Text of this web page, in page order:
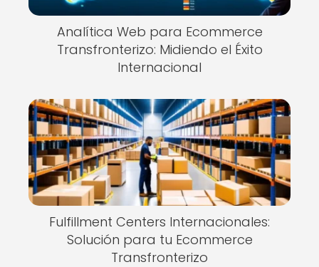
Analítica Web para Ecommerce
Transfronterizo: Midiendo el Éxito
Internacional
Fulfillment Centers Internacionales:
Solución para tu Ecommerce
Transfronterizo